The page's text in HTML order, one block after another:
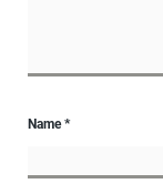
Name*